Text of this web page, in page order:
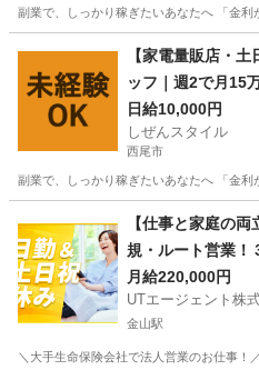
副業で、しっかり稼ぎたいあなたへ 「金
家電量販店 ネッ
【家電量販店・
ッフ｜週2で月15
日給10,000円
しぜんスタイル
西尾市
副業で、しっかり稼ぎたいあなたへ 「金
家電量販店 ネット
【仕事と家庭の
規・ルート営業！
月給220,000円
UTエージェント株
金山駅
＼大手生命保険会社で法人営業のお仕事